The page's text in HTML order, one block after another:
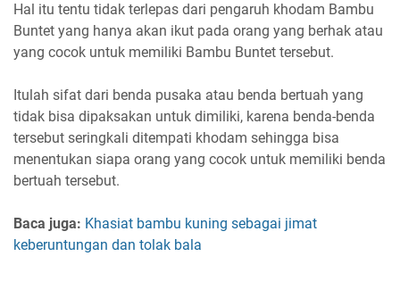
Hal itu tentu tidak terlepas dari pengaruh khodam Bambu
Buntet yang hanya akan ikut pada orang yang berhak atau
yang cocok untuk memiliki Bambu Buntet tersebut.
Itulah sifat dari benda pusaka atau benda bertuah yang
tidak bisa dipaksakan untuk dimiliki, karena benda-benda
tersebut seringkali ditempati khodam sehingga bisa
menentukan siapa orang yang cocok untuk memiliki benda
bertuah tersebut.
Baca juga: Khasiat bambu kuning sebagai jimat
keberuntungan dan tolak bala